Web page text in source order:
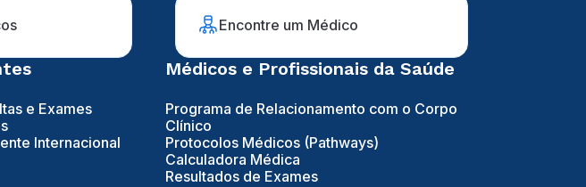
Encontre um Médico
e Exames
Internacional
Médicos e Profissionais da Saúde
Programa de Relacionamento com o Corpo
Clínico
Protocolos Médicos (Pathways)
Calculadora Médica
Resultados de Exames